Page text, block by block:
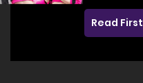
Read First